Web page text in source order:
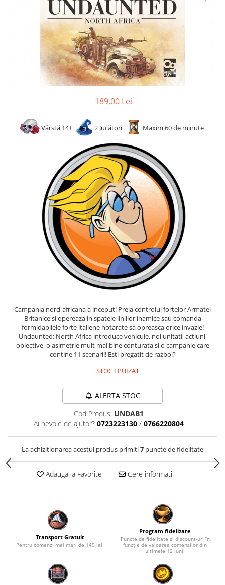
5 - 6 jucători
Categoriile Noastre
Premiate internațional
Colecția personală
Ușor de invățat
Cele mai vândute
Cultură pop
TOATE JOCURILE
189,00 Lei
Vârstă 14+ 2 Jucători Maxim 60 de minute
Campania nord-africana a inceput! Preia controlul fortelor Armatei
Britanice si opereaza in spatele liniilor inamice sau comanda
formidabilele forte italiene hotarate sa opreasca orice invazie!
Undaunted: North Africa introduce vehicule, noi unitati, actiuni,
obiective, o asimetrie mult mai bine conturata si o campanie care
contine 11 scenarii! Esti pregatit de razboi?
STOC EPUIZAT
ALERTA STOC
Cod Produs: UNDAB1
Ai nevoie de ajutor? 0723223130 / 0766220804
La achizitionarea acestui produs primiti7 puncte de fidelitate
Adauga la Favorite Cere informatii
Transport Gratuit
Pentru comenzi mai mari de 149 lei!
Program fidelizare
Puncte de fidelitate și discount-uri în
funcție de valoarea comenzilor din
ultimele 12 luni!